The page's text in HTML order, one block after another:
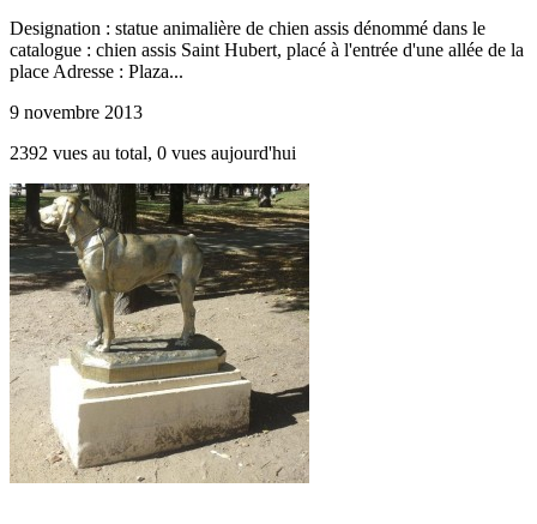
Designation : statue animalière de chien assis dénommé dans le
catalogue : chien assis Saint Hubert, placé à l'entrée d'une allée de la
place Adresse : Plaza...
9 novembre 2013
2392 vues au total, 0 vues aujourd'hui